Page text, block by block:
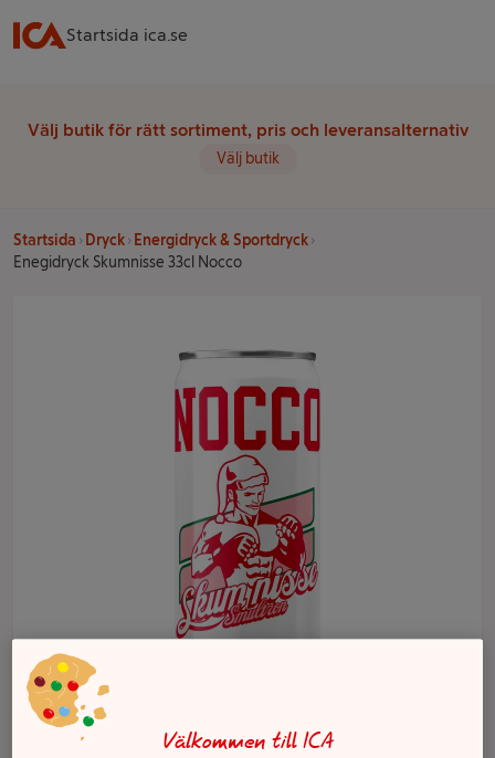
Startsida ica.se
Välj butik för rätt sortiment, pris och leveransalternativ
Välj butik
Startsida Dryck
Energidryck & Sportdryck
Enegidryck Skumnisse 33cl Nocco
Välkommen till ICA